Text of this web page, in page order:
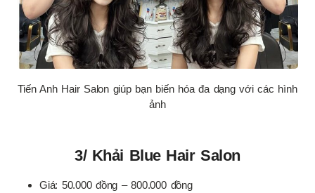
Tiến Anh Hair Salon giúp bạn biến hóa đa dạng với các hình
ảnh
3/ Khải Blue Hair Salon
Giá: 50.000 đồng – 800.000 đồng